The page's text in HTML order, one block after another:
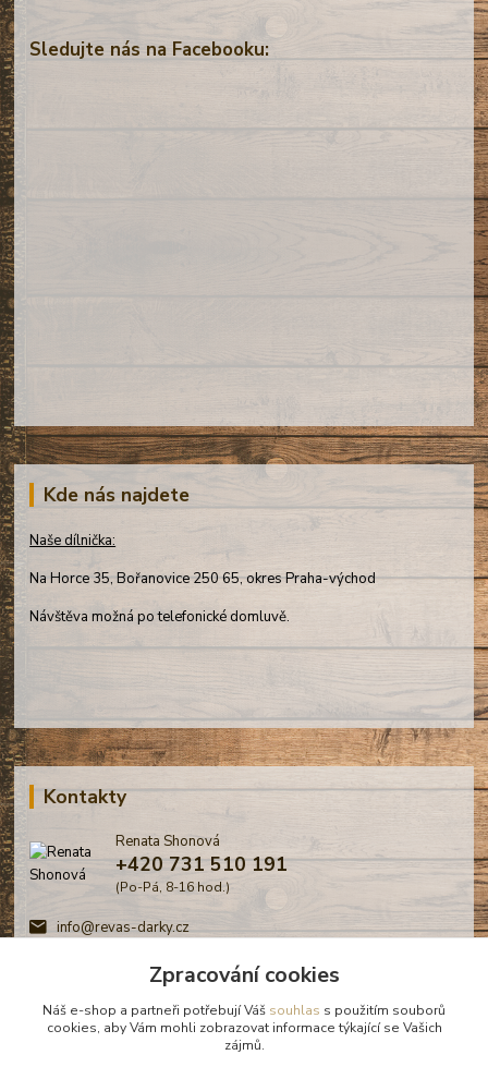
Sledujte nás na Facebooku:
Kde nás najdete
Naše dílnička:
Na Horce 35, Bořanovice 250 65, okres Praha-východ
Návštěva možná po telefonické domluvě.
Kontakty
Renata Shonová
+420 731 510 191
(Po-Pá, 8-16 hod.)
info@revas-darky.cz
Zpracování cookies
Náš e-shop a partneři potřebují Váš souhlas s použitím souborů
cookies, aby Vám mohli zobrazovat informace týkající se Vašich
zájmů.